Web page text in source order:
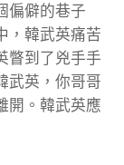
偏僻的巷子
，韓武英痛苦
瞥到了兇手手
武英，你哥哥
開。韓武英應